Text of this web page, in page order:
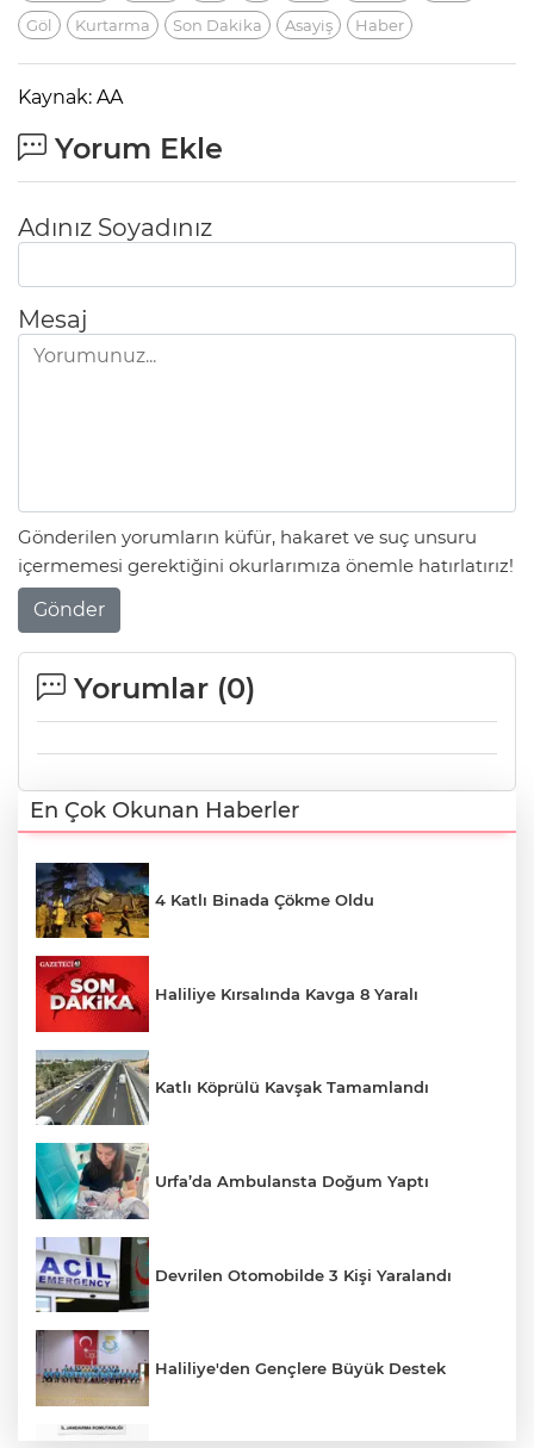
Göl
Kurtarma Son Dakika Asayiş Haber
Kaynak: AA
Yorum Ekle
Adınız Soyadınız
Mesaj
Gönderilen yorumların küfür, hakaret ve suç unsuru
içermemesi gerektiğini okurlarımıza önemle hatırlatırız!
Gönder
Yorumlar (0)
En Çok Okunan Haberler
4 Katlı Binada Çökme Oldu
Haliliye Kırsalında Kavga 8 Yaralı
Katlı Köprülü Kavşak Tamamlandı
Urfa’da Ambulansta Doğum Yaptı
Devrilen Otomobilde 3 Kişi Yaralandı
Haliliye'den Gençlere Büyük Destek